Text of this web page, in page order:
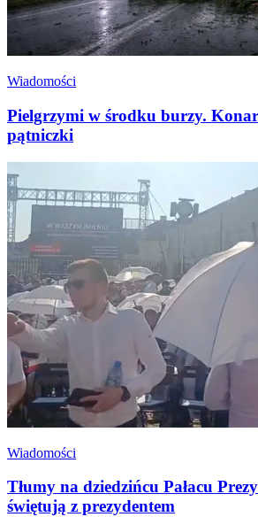
Wiadomości
Pielgrzymi w środku burzy. Konar
pątniczki
Wiadomości
Tłumy na dziedzińcu Pałacu
świętują z prezydentem